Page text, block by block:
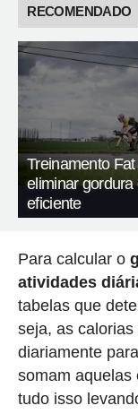
RECOMENDADO
Treinamento
eliminar
eficiente
Para calcular o
atividades
tabelas que
seja, as
diariamente
somam aquelas
tudo isso